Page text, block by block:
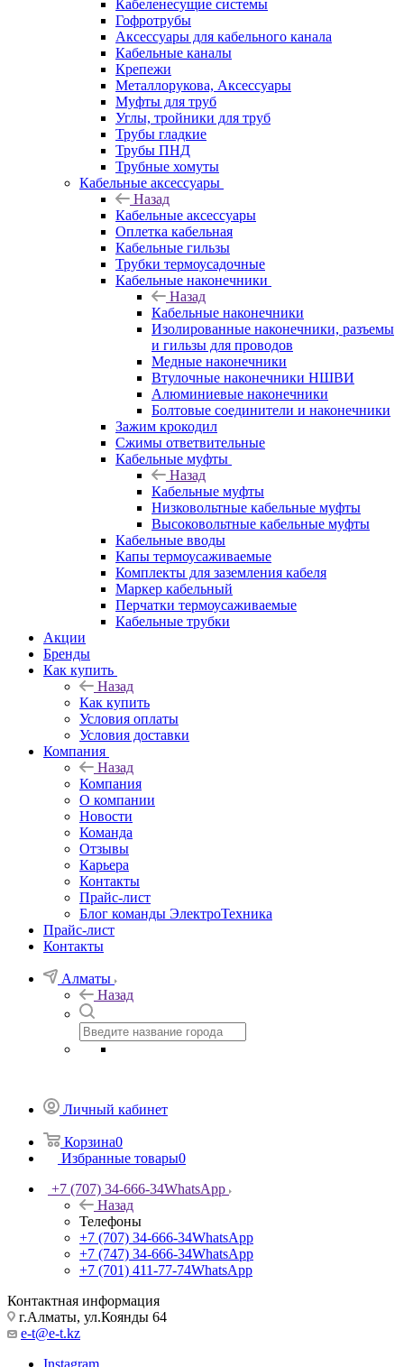
Кабеленесущие системы
Гофротрубы
Аксессуары для кабельного канала
Кабельные каналы
Крепежи
Металлорукова, Аксессуары
Муфты для труб
Углы, тройники для труб
Трубы гладкие
Трубы ПНД
Трубные хомуты
Кабельные аксессуары
Назад
Кабельные аксессуары
Оплетка кабельная
Кабельные гильзы
Трубки термоусадочные
Кабельные наконечники
Назад
Кабельные наконечники
Изолированные наконечники, разъемы
и гильзы для проводов
Медные наконечники
Втулочные наконечники НШВИ
Алюминиевые наконечники
Болтовые соединители и наконечники
Зажим крокодил
Сжимы ответвительные
Кабельные муфты
Назад
Кабельные муфты
Низковольтные кабельные муфты
Высоковольтные кабельные муфты
Кабельные вводы
Капы термоусаживаемые
Комплекты для заземления кабеля
Маркер кабельный
Перчатки термоусаживаемые
Кабельные трубки
Акции
Бренды
Как купить
Назад
Как купить
Условия оплаты
Условия доставки
Компания
Назад
Компания
О компании
Новости
Команда
Отзывы
Карьера
Контакты
Прайс-лист
Блог команды ЭлектроТехника
Прайс-лист
Контакты
Алматы
Назад
Личный кабинет
Корзина0
Избранные товары0
+7 (707) 34-666-34WhatsApp
Назад
Телефоны
+7 (707) 34-666-34WhatsApp
+7 (747) 34-666-34WhatsApp
+7 (701) 411-77-74WhatsApp
Контактная информация
г.Алматы, ул.Коянды 64
e-t@e-t.kz
Instagram